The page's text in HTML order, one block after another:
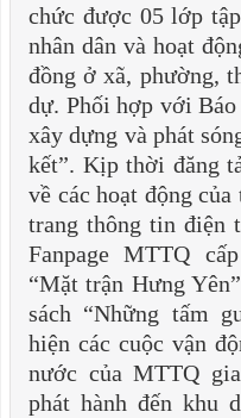
chức được 05 lớp
nhân dân và hoạt
đồng ở xã, phường,
dự. Phối hợp với
xây dựng và phát
kết”. Kịp thời đăng
về các hoạt động
trang thông tin điện
Fanpage MTTQ
“Mặt trận Hưng
sách “Những tấm
hiện các cuộc vận
nước của MTTQ
phát hành đến khu